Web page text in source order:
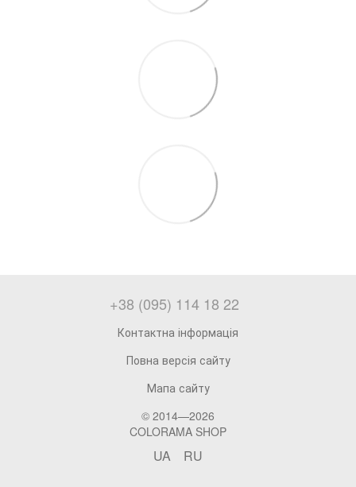
+38 (095) 114 18 22
Контактна інформація
Повна версія сайту
Мапа сайту
© 2014—2026
COLORAMA SHOP
UA RU